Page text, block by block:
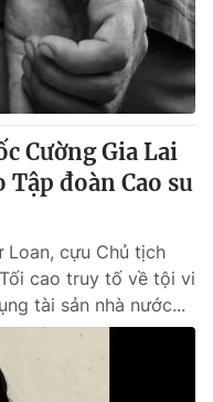
Cường Gia Lai
đoàn Cao su
Loan, cựu Chủ tịch
cao truy tố về tội vi
tài sản nhà nước...